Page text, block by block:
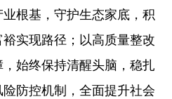
根基，守护生态家底，积
实现路径；以高质量整改
始终保持清醒头脑，稳扎
防控机制，全面提升社会